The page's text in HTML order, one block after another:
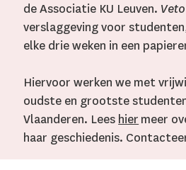
de Associatie KU Leuven. Veto
verslaggeving voor
elke drie weken in een
Hiervoor werken we met
oudste en grootste
Vlaanderen. Lees hier meer
haar geschiedenis.